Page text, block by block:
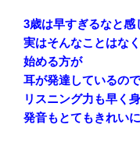
3歳は早すぎるなと感
実はそんなことはな
始める方が
耳が発達しているので
リスニング力も早く
発音もとてもきれい